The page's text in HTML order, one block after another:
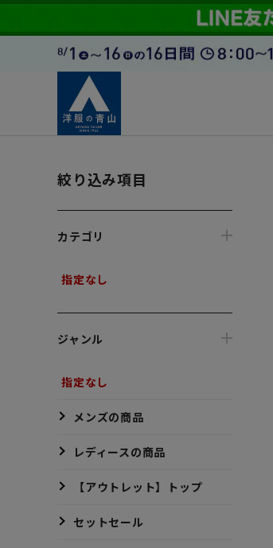
絞り込み項目
カテゴリ
指定なし
ジャンル
指定なし
メンズの商品
レディースの商品
【アウトレット】トップ
セットセール